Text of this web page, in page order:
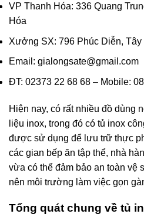
VP Thanh Hóa: 336 Quang
Hóa
Xưởng SX: 796 Phúc Diễn,
Email: gialongsate@gmail.com
ĐT: 02373 22 68 68 – Mobile:
Hiện nay, có rất nhiều đồ dùng
liệu inox, trong đó có tủ inox
được sử dụng để lưu trữ thực
các gian bếp ăn tập thể, nhà
vừa có thể đảm bảo an toàn vệ
nên môi trường làm việc gọn
Tổng quát chung về tủ